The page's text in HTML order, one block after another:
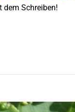
dem Schreiben!